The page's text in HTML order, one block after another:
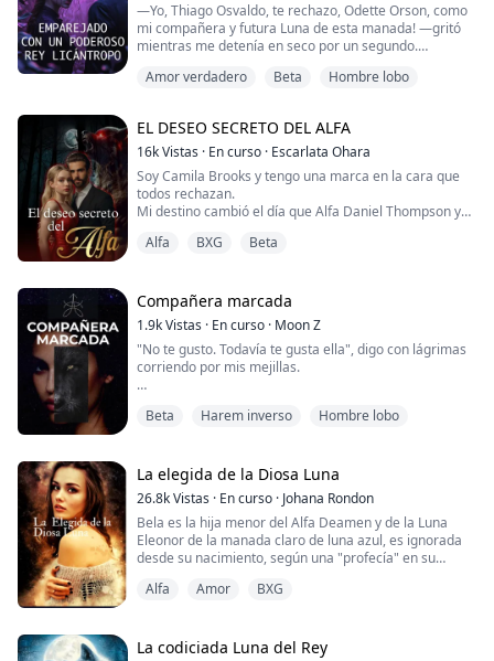
—Yo, Thiago Osvaldo, te rechazo, Odette Orson, como
mi compañera y futura Luna de esta manada! —gritó
mientras me detenía en seco por un segundo.
Odette, una omega no deseada nacida del beta de la
rechazada por su compañero y tiene una aventura de
una noche con un desconocido. Es reclamada por el
despiadad...
Amor verdadero Beta Hombre lobo
EL DESEO SECRETO DEL ALFA
16kVistas · En curso · Escarlata Ohara
Soy Camila Brooks y tengo una marca en la cara que
todos rechazan.
Mi destino cambió el día que Alfa Daniel Thompson y
madre de Daniel fue mordida por una serpiente
Después del matrimonio, viví una vida apasionada,
pero tras quedar embarazada, Angélica me ten...
Alfa BXG Beta
Compañera marcada
1.9kVistas · En curso · Moon Z
"No te gusto. Todavía te gusta ella", digo con lágrimas
corriendo por mis mejillas.
ojos parecen aún más oscuros y magníficos que antes.
contigo aquí y ahora". Su aliento áspero golpea mis
labios mientras se acerca más. "Quiere marcarte, aquí
mismo". Besó un punto en mi cuello, justo debajo de mi
...
Beta Harem inverso Hombre lobo
La elegida de la Diosa Luna
26.8kVistas · En curso · Johana Rondon
Bela es la hija menor del Alfa Deamen y de la Luna
Eleonor de la manada claro de luna azul, es ignorada
desde su nacimiento, según una "profecía" en su
quien traerá orden y paz a todas las manadas, pero
seria la sucesora del alfa que ocupa el ...
Alfa Amor BXG
La codiciada Luna del Rey